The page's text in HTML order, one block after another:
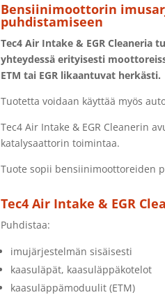
Bensiinimoottorin
puhdistamiseen
Tec4 Air Intake & EGR Cleaneria
yhteydessä erityisesti
ETM tai EGR likaantuvat herkästi.
Tuotetta voidaan käyttää myös
Tec4 Air Intake & EGR Cleanerin
katalysaattorin toimintaa.
Tuote sopii bensiinimoottoreiden
Tec4 Air Intake & EGR
Puhdistaa:
imujärjestelmän sisäisesti
kaasuläpät, kaasuläppäkotelot
kaasuläppämoduulit (ETM)